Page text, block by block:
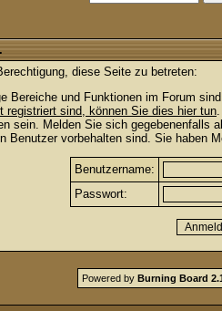
diese Seite zu betreten:
Bereiche und Funktionen im Forum
registriert sind, können Sie dies hier tun.
sein. Melden Sie sich gegebenenfalls
Benutzer vorbehalten sind. Sie haben
Benutzername:
Passwort:
Powered by Burning Board